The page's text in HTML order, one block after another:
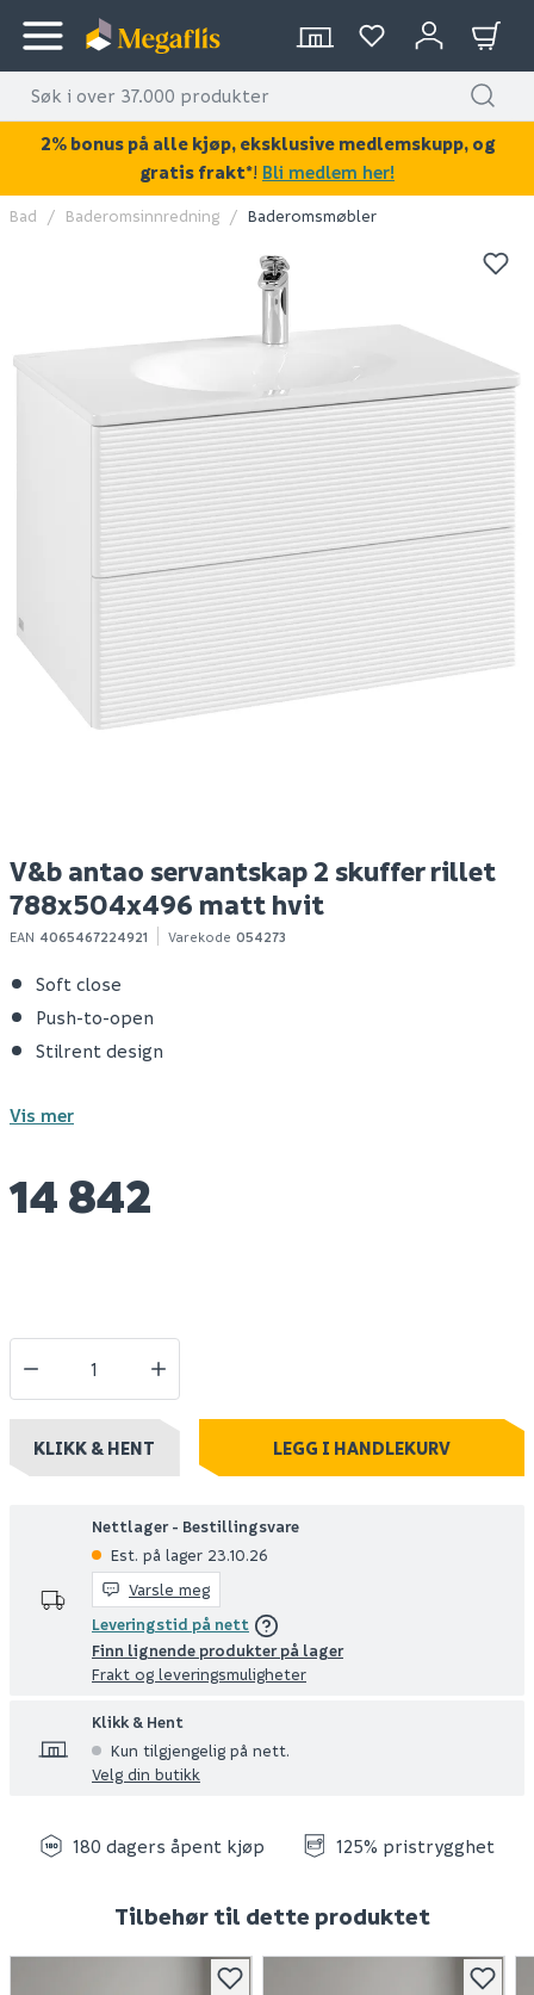
KAN DISSE VÆRE AV INTERESSE?
V&b antao servantskap
2 skuffer rillet
788x504x496 matt
14 842
Bestillingsvare
B20 tørrbetong 25 kg
39
Spar 5 Før 44
Bad Baderomsinnredning Baderomsmøbler
V&b antao servantskap 2 skuffer rillet
788x504x496 matt hvit
EAN 4065467224921 Varekode 054273
Soft close
Push-to-open
Stilrent design
Vis mer
14 842
KLIKK & HENT LEGG I HANDLEKURV
Nettlager - Bestillingsvare
Est. på lager 23.10.26
Varsle meg
Leveringstid på nett
Finn lignende produkter på lager
Frakt og leveringsmuligheter
Klikk & Hent
Kun tilgjengelig på nett.
Velg din butikk
180 dagers åpent kjøp 125% pristrygghet
Tilbehør til dette produktet
2% bonus på alle kjøp, eksklusive medlemskupp, og
gratis frakt*! Bli medlem her!